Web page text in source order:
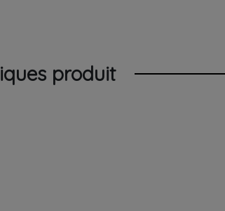
produit